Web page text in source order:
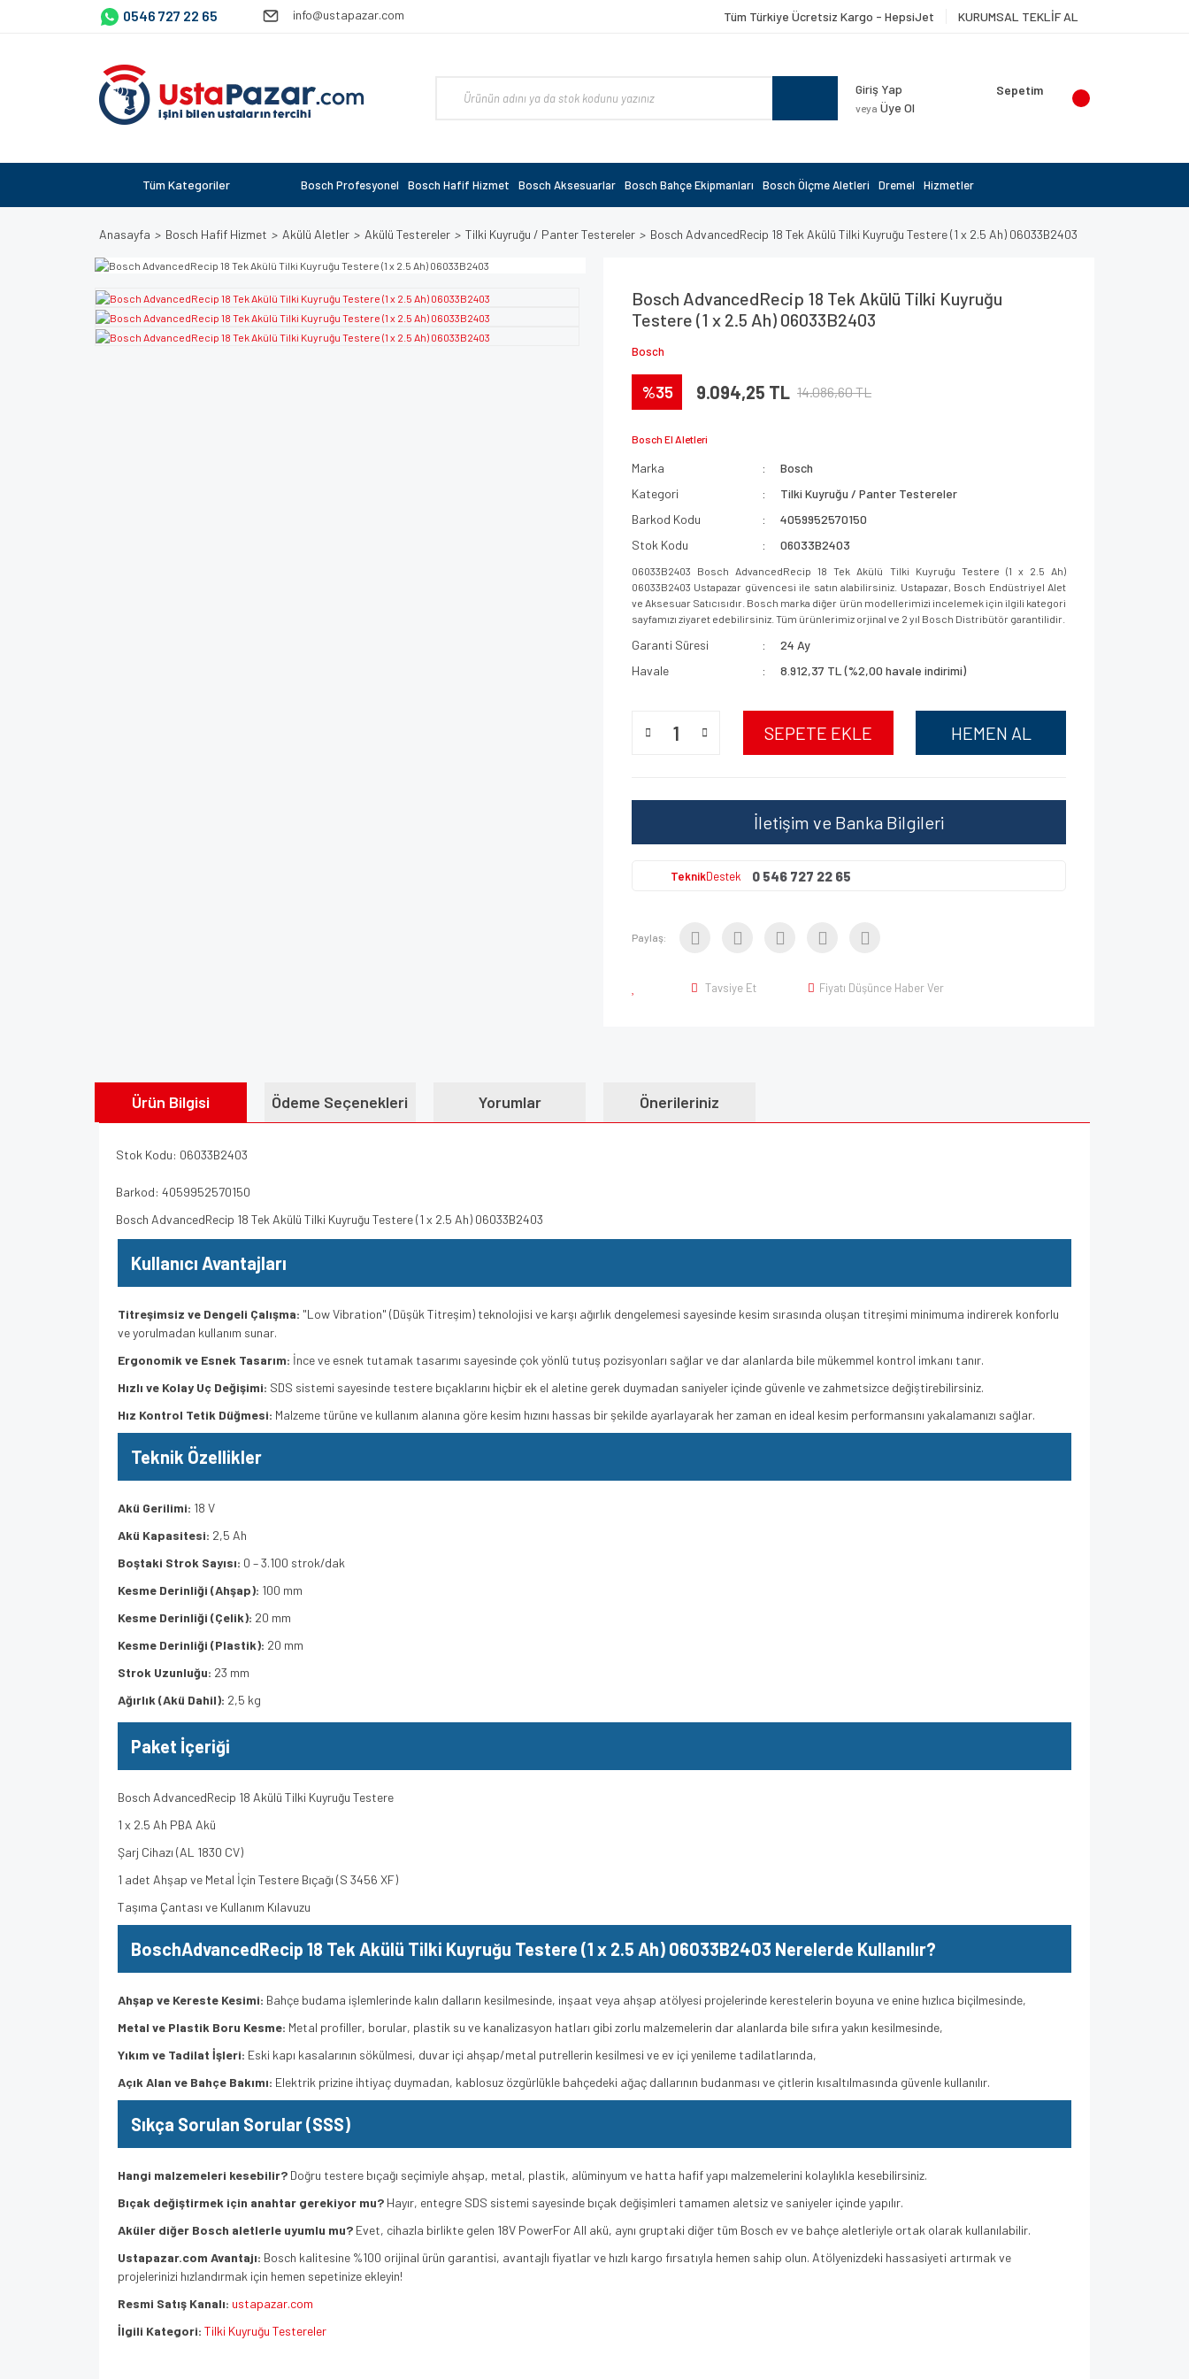
0546 727 22 65 info@ustapazar.com Tüm Türkiye Ücretsiz Kargo - HepsiJet KURUMSAL TEKLİF AL
Giriş Yap
veya Üye Ol
Sepetim
Tüm Kategoriler Bosch Profesyonel Bosch Hafif Hizmet Bosch Aksesuarlar Bosch Bahçe Ekipmanları Bosch Ölçme Aletleri Dremel Hizmetler
Anasayfa Bosch Hafif Hizmet Akülü Aletler Akülü Testereler Tilki Kuyruğu / Panter Testereler Bosch AdvancedRecip 18 Tek Akülü Tilki Kuyruğu Testere (1 x 2.5 Ah) 06033B2403
Bosch AdvancedRecip 18 Tek Akülü Tilki Kuyruğu
Testere (1 x 2.5 Ah) 06033B2403
Bosch
%35 9.094,25 TL 14.086,60 TL
Bosch El Aletleri
Marka
Bosch
Kategori
Tilki Kuyruğu / Panter Testereler
Barkod Kodu
4059952570150
Stok Kodu
06033B2403
06033B2403 Bosch AdvancedRecip 18 Tek Akülü Tilki Kuyruğu Testere (1 x 2.5 Ah)
06033B2403 Ustapazar güvencesi ile satın alabilirsiniz. Ustapazar, Bosch Endüstriyel Alet
ve Aksesuar Satıcısıdır. Bosch marka diğer ürün modellerimizi incelemek için ilgili kategori
sayfamızı ziyaret edebilirsiniz. Tüm ürünlerimiz orjinal ve 2 yıl Bosch Distribütör garantilidir.
Garanti Süresi
24 Ay
Havale
8.912,37 TL (%2,00 havale indirimi)
SEPETE EKLE HEMEN AL
İletişim ve Banka Bilgileri
TeknikDestek 0 546 727 22 65
Paylaş:
Tavsiye Et Fiyatı Düşünce Haber Ver
Ürün Bilgisi Ödeme Seçenekleri Yorumlar Önerileriniz
Stok Kodu: 06033B2403
Barkod: 4059952570150
Bosch AdvancedRecip 18 Tek Akülü Tilki Kuyruğu Testere (1 x 2.5 Ah) 06033B2403
Kullanıcı Avantajları
Titreşimsiz ve Dengeli Çalışma: "Low Vibration" (Düşük Titreşim) teknolojisi ve karşı ağırlık dengelemesi sayesinde kesim sırasında oluşan titreşimi minimuma indirerek konforlu
ve yorulmadan kullanım sunar.
Ergonomik ve Esnek Tasarım: İnce ve esnek tutamak tasarımı sayesinde çok yönlü tutuş pozisyonları sağlar ve dar alanlarda bile mükemmel kontrol imkanı tanır.
Hızlı ve Kolay Uç Değişimi: SDS sistemi sayesinde testere bıçaklarını hiçbir ek el aletine gerek duymadan saniyeler içinde güvenle ve zahmetsizce değiştirebilirsiniz.
Hız Kontrol Tetik Düğmesi: Malzeme türüne ve kullanım alanına göre kesim hızını hassas bir şekilde ayarlayarak her zaman en ideal kesim performansını yakalamanızı sağlar.
Teknik Özellikler
Akü Gerilimi: 18 V
Akü Kapasitesi: 2,5 Ah
Boştaki Strok Sayısı: 0 – 3.100 strok/dak
Kesme Derinliği (Ahşap): 100 mm
Kesme Derinliği (Çelik): 20 mm
Kesme Derinliği (Plastik): 20 mm
Strok Uzunluğu: 23 mm
Ağırlık (Akü Dahil): 2,5 kg
Paket İçeriği
Bosch AdvancedRecip 18 Akülü Tilki Kuyruğu Testere
1 x 2.5 Ah PBA Akü
Şarj Cihazı (AL 1830 CV)
1 adet Ahşap ve Metal İçin Testere Bıçağı (S 3456 XF)
Taşıma Çantası ve Kullanım Kılavuzu
BoschAdvancedRecip 18 Tek Akülü Tilki Kuyruğu Testere (1 x 2.5 Ah) 06033B2403 Nerelerde Kullanılır?
Ahşap ve Kereste Kesimi: Bahçe budama işlemlerinde kalın dalların kesilmesinde, inşaat veya ahşap atölyesi projelerinde kerestelerin boyuna ve enine hızlıca biçilmesinde,
Metal ve Plastik Boru Kesme: Metal profiller, borular, plastik su ve kanalizasyon hatları gibi zorlu malzemelerin dar alanlarda bile sıfıra yakın kesilmesinde,
Yıkım ve Tadilat İşleri: Eski kapı kasalarının sökülmesi, duvar içi ahşap/metal putrellerin kesilmesi ve ev içi yenileme tadilatlarında,
Açık Alan ve Bahçe Bakımı: Elektrik prizine ihtiyaç duymadan, kablosuz özgürlükle bahçedeki ağaç dallarının budanması ve çitlerin kısaltılmasında güvenle kullanılır.
Sıkça Sorulan Sorular (SSS)
Hangi malzemeleri kesebilir? Doğru testere bıçağı seçimiyle ahşap, metal, plastik, alüminyum ve hatta hafif yapı malzemelerini kolaylıkla kesebilirsiniz.
Bıçak değiştirmek için anahtar gerekiyor mu? Hayır, entegre SDS sistemi sayesinde bıçak değişimleri tamamen aletsiz ve saniyeler içinde yapılır.
Aküler diğer Bosch aletlerle uyumlu mu? Evet, cihazla birlikte gelen 18V PowerFor All akü, aynı gruptaki diğer tüm Bosch ev ve bahçe aletleriyle ortak olarak kullanılabilir.
Ustapazar.com Avantajı: Bosch kalitesine %100 orijinal ürün garantisi, avantajlı fiyatlar ve hızlı kargo fırsatıyla hemen sahip olun. Atölyenizdeki hassasiyeti artırmak ve
projelerinizi hızlandırmak için hemen sepetinize ekleyin!
Resmi Satış Kanalı: ustapazar.com
İlgili Kategori: Tilki Kuyruğu Testereler